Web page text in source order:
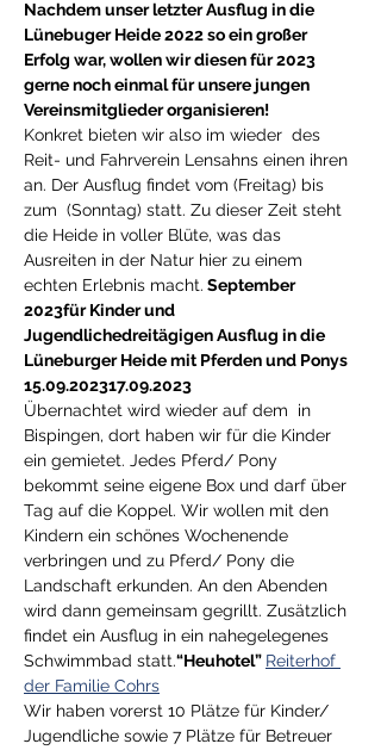
Nachdem unser letzter Ausflug in die
Lünebuger Heide 2022 so ein großer
Erfolg war, wollen wir diesen für 2023
gerne noch einmal für unsere jungen
Vereinsmitglieder organisieren!
Konkret bieten wir also im wieder des
Reit- und Fahrverein Lensahns einen ihren
an. Der Ausflug findet vom (Freitag) bis
zum (Sonntag) statt. Zu dieser Zeit steht
die Heide in voller Blüte, was das
Ausreiten in der Natur hier zu einem
echten Erlebnis macht. September
2023für Kinder und
Jugendlichedreitägigen Ausflug in die
Lüneburger Heide mit Pferden und Ponys
15.09.202317.09.2023
Übernachtet wird wieder auf dem
in
Bispingen, dort haben wir für die Kinder
ein gemietet. Jedes Pferd/ Pony
bekommt seine eigene Box und darf über
Tag auf die Koppel. Wir wollen mit den
Kindern ein schönes Wochenende
verbringen und zu Pferd/ Pony die
Landschaft erkunden. An den Abenden
wird dann gemeinsam gegrillt. Zusätzlich
findet ein Ausflug in ein nahegelegenes
Schwimmbad statt.“Heuhotel” Reiterhof
der Familie Cohrs
Wir haben vorerst 10 Plätze für Kinder/
Jugendliche sowie 7 Plätze für Betreuer